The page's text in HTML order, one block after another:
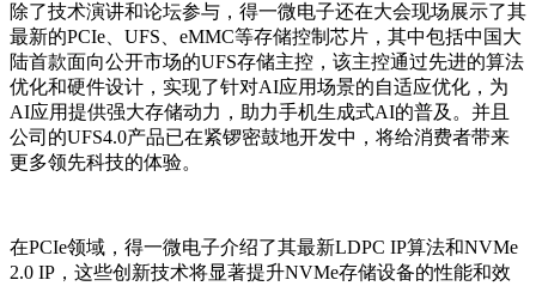
除了技术演讲和论坛参与，得一微电子还在大会现场展示了其
最新的PCIe、UFS、eMMC等存储控制芯片，其中包括中国大
陆首款面向公开市场的UFS存储主控，该主控通过先进的算法
优化和硬件设计，实现了针对AI应用场景的自适应优化，为
AI应用提供强大存储动力，助力手机生成式AI的普及。并且
公司的UFS4.0产品已在紧锣密鼓地开发中，将给消费者带来
更多领先科技的体验。
在PCIe领域，得一微电子介绍了其最新LDPC IP算法和NVMe
2.0 IP，这些创新技术将显著提升NVMe存储设备的性能和效